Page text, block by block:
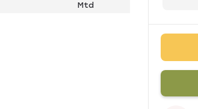
Mtd